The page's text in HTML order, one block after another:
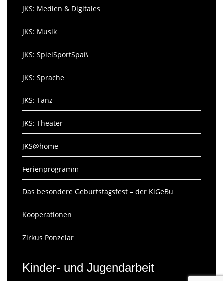
JKS: Medien & Digitales
JKS: Musik
JKS: SpielSportSpaß
JKS: Sprache
JKS: Tanz
JKS: Theater
JKS@home
Ferienprogramm
Das besondere Geburtstagsfest – der KiGeBu
Kooperationen
Zirkus Ponzelar
Kinder- und Jugendarbeit